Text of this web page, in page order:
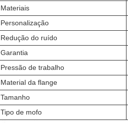
Materiais
Personalização
Redução do ruído
Garantia
Pressão de trabalho
Material da flange
Tamanho
Tipo de mofo